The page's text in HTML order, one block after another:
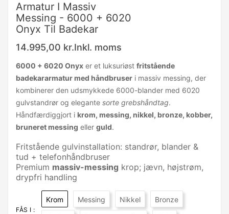
Armatur I Massiv
Messing - 6000 + 6020
Onyx Til Badekar
14.995,00 kr.Inkl. moms
6000 + 6020 Onyx er et luksuriøst fritstående
badekararmatur med håndbruser i massiv messing, der
kombinerer den udsmykkede 6000-blander med 6020
gulvstandrør og elegante sorte grebshåndtag.
Håndfærdiggjort i krom, messing, nikkel, bronze, kobber,
bruneret messing eller guld.
Fritstående gulvinstallation: standrør, blander &
tud + telefonhåndbruser
Premium massiv-messing krop; jævn, højstrøm,
drypfri handling
FÅS I :
Krom Messing Nikkel Bronze